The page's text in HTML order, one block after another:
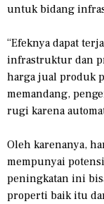
untuk bidang
“Efeknya dapat
infrastruktur dan
harga jual produk
memandang,
rugi karena
Oleh karenanya,
mempunyai
peningkatan ini
properti baik itu